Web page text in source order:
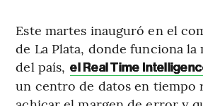
Este martes inauguró en el
de La Plata, donde funciona
del país, el Real Time
un centro de datos en tiempo